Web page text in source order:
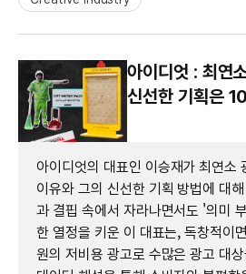
아이디엇 : 최연
신선한 기획은
아이디엇의 대표인 이승재가 최연소
이유와 그의 신선한 기획 방법에 대
과 결핍 속에서 자라나면서도 '의미
한 열정을 키운 이 대표는, 독창적이
원의 저비용 광고로 수많은 광고 대